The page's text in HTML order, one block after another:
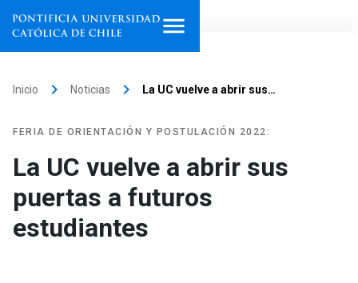
institutos
Investigación
Inicio keyboard_arrow_right Noticias keyboard_arrow_right La UC vuelve a abrir sus…
FERIA DE ORIENTACIÓN Y POSTULACIÓN 2022:
La UC vuelve a abrir sus
puertas a futuros
estudiantes